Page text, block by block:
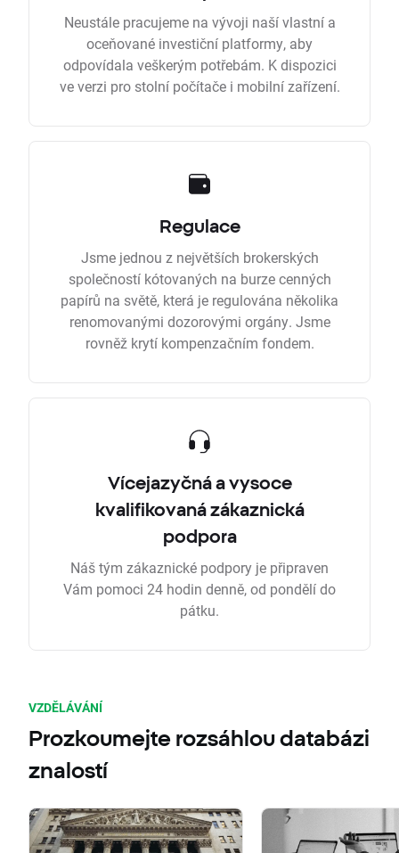
Neustále pracujeme na vývoji naší vlastní a
oceňované investiční platformy, aby
odpovídala veškerým potřebám. K dispozici
ve verzi pro stolní počítače i mobilní zařízení.
Regulace
Jsme jednou z největších brokerských
společností kótovaných na burze cenných
papírů na světě, která je regulována několika
renomovanými dozorovými orgány. Jsme
rovněž krytí kompenzačním fondem.
Vícejazyčná a vysoce
kvalifikovaná zákaznická
podpora
Náš tým zákaznické podpory je připraven
Vám pomoci 24 hodin denně, od pondělí do
pátku.
VZDĚLÁVÁNÍ
Prozkoumejte rozsáhlou databázi
znalostí